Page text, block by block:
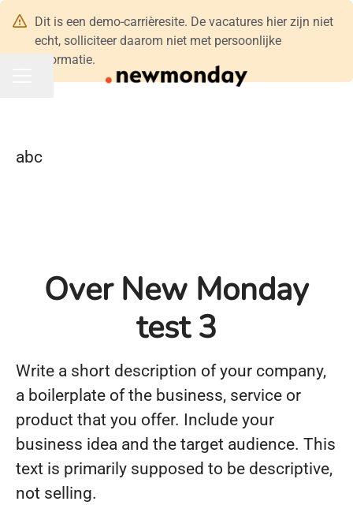
Dit is een demo-carrièresite. De vacatures hier zijn niet
echt, solliciteer daarom niet met persoonlijke
informatie.
CARRIÈREMENU
Pagina delen
abc
Over New Monday
test 3
Write a short description of your company,
a boilerplate of the business, service or
product that you offer. Include your
business idea and the target audience. This
text is primarily supposed to be descriptive,
not selling.